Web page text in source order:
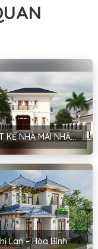
THIẾT KẾ NHÀ MÁI NHẬT PHONG CÁCH HIỆN ĐẠI TẠI HÀ NỘI – ANH ĐINH
Lan – Hòa Bình